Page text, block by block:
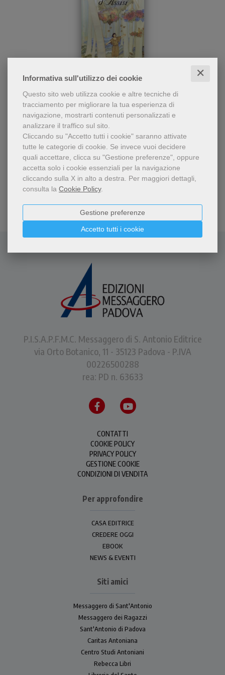
Informativa sull'utilizzo dei cookie ✕
Questo sito web utilizza cookie e altre tecniche di
tracciamento per migliorare la tua esperienza di
navigazione, mostrarti contenuti personalizzati e
analizzare il traffico sul sito.
Cliccando su "Accetto tutti i cookie" saranno attivate
tutte le categorie di cookie. Se invece vuoi decidere
quali accettare, clicca su "Gestione preferenze", oppure
accetta solo i cookie essenziali per la navigazione
cliccando sulla X in alto a destra. Per maggiori dettagli,
consulta la Cookie Policy.
Accetto tutti i cookie
Gestione preferenze
Francesco di Assisi, nel
clima e nell'ambiente
medievale in cui il santo è
vissuto, e insieme
l'attualità del suo
messaggio.
San Francesco d'Assisi
Françoise Vintrou
5,16 €
P.I.S.A.P.F.M.C. Messaggero di S. Antonio Editrice
via Orto Botanico, 11 - 35123 Padova - P.IVA
00226500288
rea: PD n. 63633
CONTATTI
COOKIE POLICY
PRIVACY POLICY
GESTIONE COOKIE
CONDIZIONI DI VENDITA
Per approfondire
CASA EDITRICE
CREDERE OGGI
EBOOK
NEWS & EVENTI
Siti amici
Messaggero di Sant'Antonio
Messaggero dei Ragazzi
Sant'Antonio di Padova
Caritas Antoniana
Centro Studi Antoniani
Rebecca Libri